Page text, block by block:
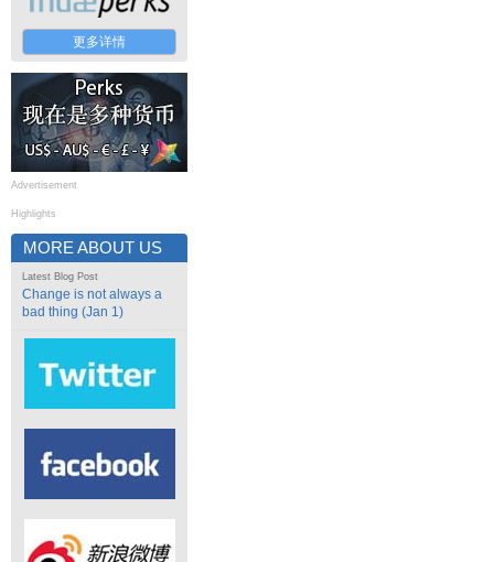
更多详情
Advertisement
Highlights
MORE ABOUT US
Latest Blog Post
Change is not always a
bad thing (Jan 1)